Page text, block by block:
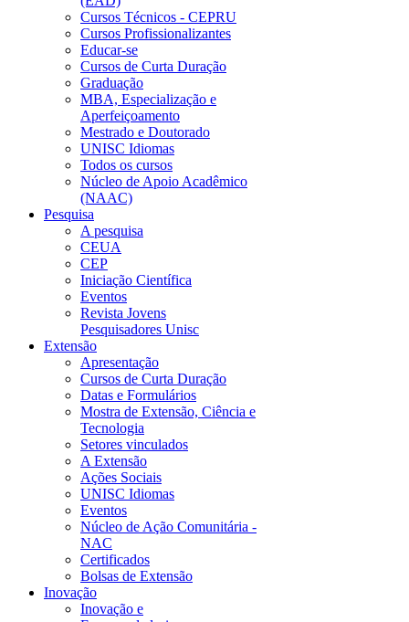
Cursos Técnicos - CEPRU
Cursos Profissionalizantes
Educar-se
Cursos de Curta Duração
Graduação
MBA, Especialização e
Aperfeiçoamento
Mestrado e Doutorado
UNISC Idiomas
Todos os cursos
Núcleo de Apoio Acadêmico
(NAAC)
Pesquisa
A pesquisa
CEUA
CEP
Iniciação Científica
Eventos
Revista Jovens
Pesquisadores Unisc
Extensão
Apresentação
Cursos de Curta Duração
Datas e Formulários
Mostra de Extensão, Ciência e
Tecnologia
Setores vinculados
A Extensão
Ações Sociais
UNISC Idiomas
Eventos
Núcleo de Ação Comunitária -
NAC
Certificados
Bolsas de Extensão
Inovação
Inovação e